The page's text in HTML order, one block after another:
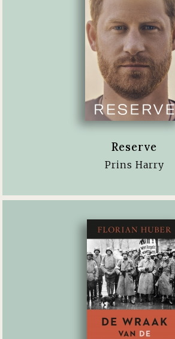
Reserve
Prins Harry